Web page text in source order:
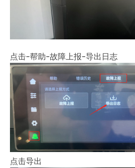
点击-帮助-故障上报-导出日志
点击导出